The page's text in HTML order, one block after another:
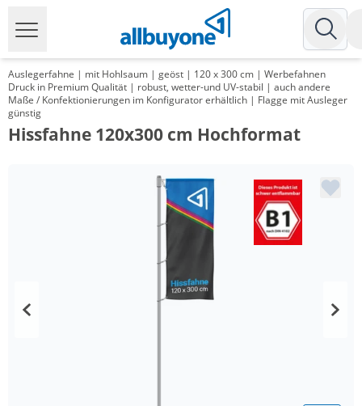
Auslegerfahne | mit Hohlsaum | geöst | 120 x 300 cm | Werbefahnen
Druck in Premium Qualität | robust, wetter-und UV-stabil | auch andere
Maße / Konfektionierungen im Konfigurator erhältlich | Flagge mit Ausleger
günstig
Hissfahne 120x300 cm Hochformat